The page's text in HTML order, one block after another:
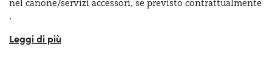
nel canone/servizi accessori, se previsto contrattualmente​
.​
Questo significa che la gestione del bollo potrebbe seguire